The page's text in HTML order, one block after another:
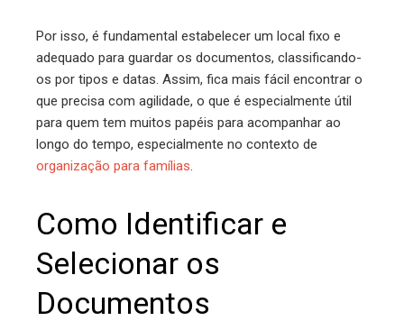
Por isso, é fundamental estabelecer um local fixo e
adequado para guardar os documentos, classificando-
os por tipos e datas. Assim, fica mais fácil encontrar o
que precisa com agilidade, o que é especialmente útil
para quem tem muitos papéis para acompanhar ao
longo do tempo, especialmente no contexto de
organização para famílias.
Como Identificar e
Selecionar os
Documentos